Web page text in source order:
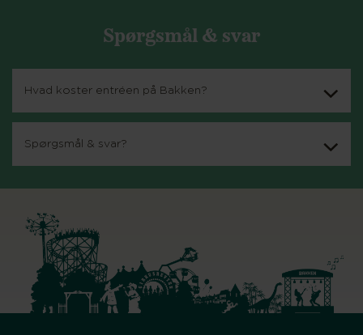
Spørgsmål & svar
Hvad koster entréen på Bakken?
Spørgsmål & svar?